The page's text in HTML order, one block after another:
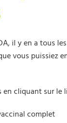
il y en a tous
vous puissiez
cliquant sur le
complet